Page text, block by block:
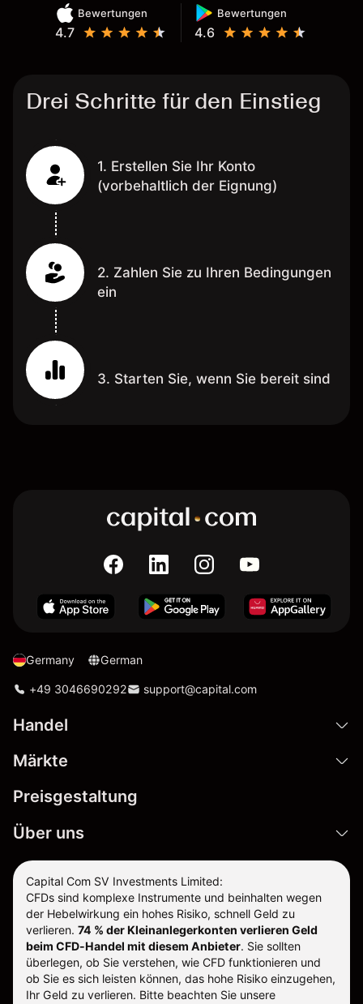
Bewertungen
4.7
Bewertungen
4.6
Drei Schritte für den Einstieg
1. Erstellen Sie Ihr Konto
(vorbehaltlich der Eignung)
2. Zahlen Sie zu Ihren Bedingungen
ein
3. Starten Sie, wenn Sie bereit sind
Germany German
+49 3046690292 support@capital.com
Handel
Märkte
Preisgestaltung
Über uns
Capital Com SV Investments Limited:
CFDs sind komplexe Instrumente und beinhalten wegen
der Hebelwirkung ein hohes Risiko, schnell Geld zu
verlieren. 74 % der Kleinanlegerkonten verlieren Geld
beim CFD-Handel mit diesem Anbieter. Sie sollten
überlegen, ob Sie verstehen, wie CFD funktionieren und
ob Sie es sich leisten können, das hohe Risiko einzugehen,
Ihr Geld zu verlieren. Bitte beachten Sie unsere